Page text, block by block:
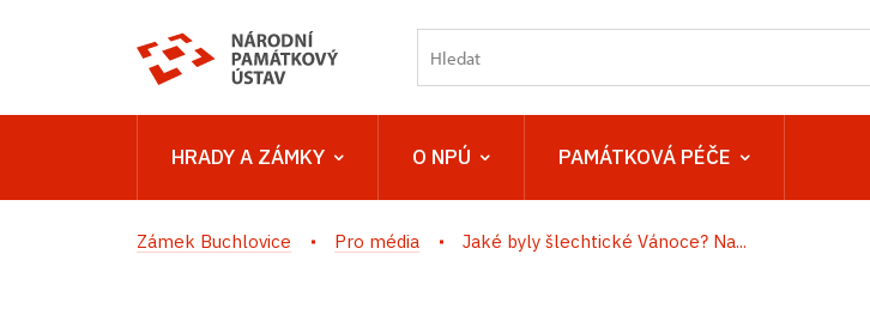
HRADY A ZÁMKY O NPÚ PAMÁTKOVÁ PÉČE
Zámek Buchlovice Pro média Jaké byly šlechtické Vánoce? Na...